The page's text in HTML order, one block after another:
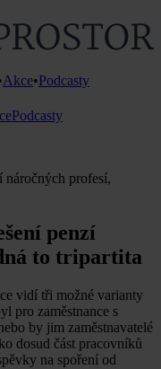
Akce•Podcasty
Podcasty
profesí,
penzí
to tripartita
vidí tři možné varianty
pro zaměstnance s
by jim zaměstnavatelé
dosud část pracovníků
na spoření od